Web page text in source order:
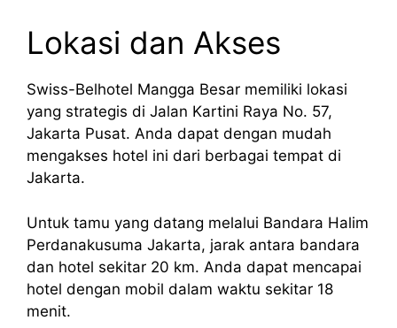
Lokasi dan Akses
Swiss-Belhotel Mangga Besar memiliki lokasi
yang strategis di Jalan Kartini Raya No. 57,
Jakarta Pusat. Anda dapat dengan mudah
mengakses hotel ini dari berbagai tempat di
Jakarta.
Untuk tamu yang datang melalui Bandara Halim
Perdanakusuma Jakarta, jarak antara bandara
dan hotel sekitar 20 km. Anda dapat mencapai
hotel dengan mobil dalam waktu sekitar 18
menit.